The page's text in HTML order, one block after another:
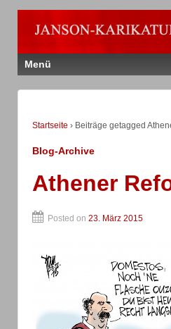
Menü
Startseite › Beiträge getagged
Blog-Archive
Athener
Posted on 23. März 2015